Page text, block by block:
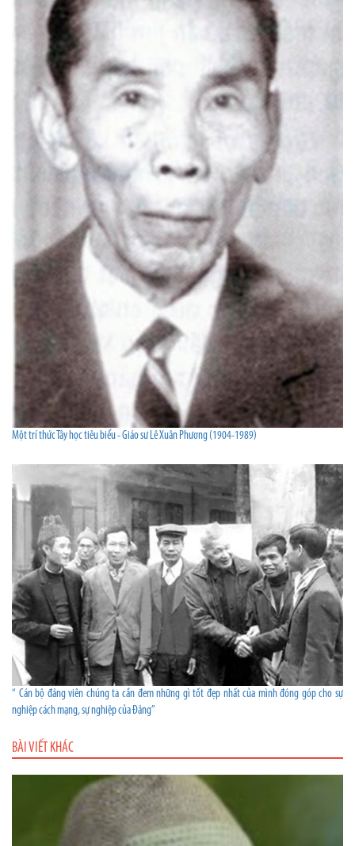
Một trí thức Tây học tiêu biểu - Giáo sư Lê Xuân Phương (1904-1989)
“ Cán bộ đảng viên chúng ta cần đem những gì tốt đẹp nhất của mình đóng góp cho sự
nghiệp cách mạng, sự nghiệp của Đảng”
BÀI VIẾT KHÁC